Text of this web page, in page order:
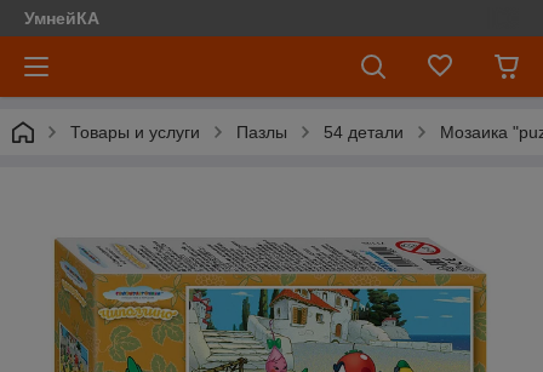
УмнейКА
Товары и услуги Пазлы 54 детали Мозаика